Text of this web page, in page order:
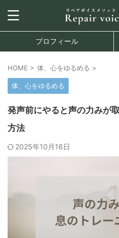
プロフィール
HOME > 体、心をゆるめる >
体、心をゆるめる
発声前にやると声の力みが
方法
2025年10月16日